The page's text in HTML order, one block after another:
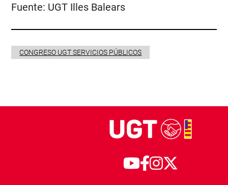
Fuente: UGT Illes Balears
CONGRESO UGT SERVICIOS PÚBLICOS